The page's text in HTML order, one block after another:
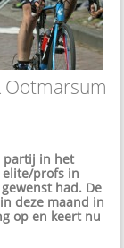
Ootmarsum
partij in het
elite/profs in
had. De
deze maand in
op en keert nu